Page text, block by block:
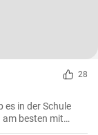
28
es in der Schule
am besten mit
ist sehr